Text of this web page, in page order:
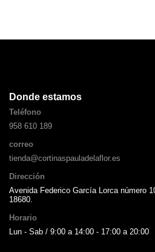
Donde estamos
Teléfono
958 610 189
correo
tienda@cortinaspauladelaflor.es
Dirección
Avenida Federico García Lorca número
18680.
Horario
Lun - Sab / 9:00 a 14:00 - 17:00 a 20:00